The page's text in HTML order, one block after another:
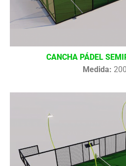
CANCHA PÁDEL
Medida: